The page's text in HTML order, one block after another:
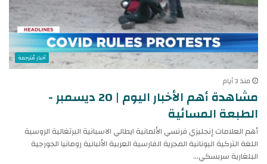
أخبار مُترجمة
منذ 3 أيام
مشاهدة أهم الأخبار اليوم | 20 ديسمبر -
الطبعة المسائية
أهم العلامات إنجليزي فرنسي الألمانية ايطالي الاسبانية البرتغالية الروسية
اللغة التركية اليونانية المجرية الفارسية العربية الألبانية رومانيا الجورجية
البلغارية سربسكي…